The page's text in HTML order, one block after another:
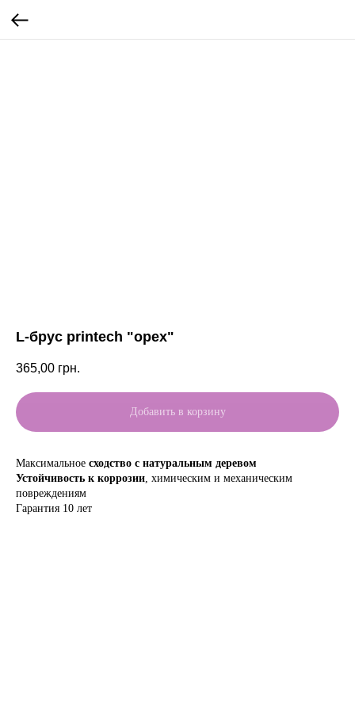
L-брус printech "орех"
365,00 грн.
Добавить в корзину
Максимальное сходство с натуральным деревом
Устойчивость к коррозии, химическим и механическим
повреждениям
Гарантия 10 лет